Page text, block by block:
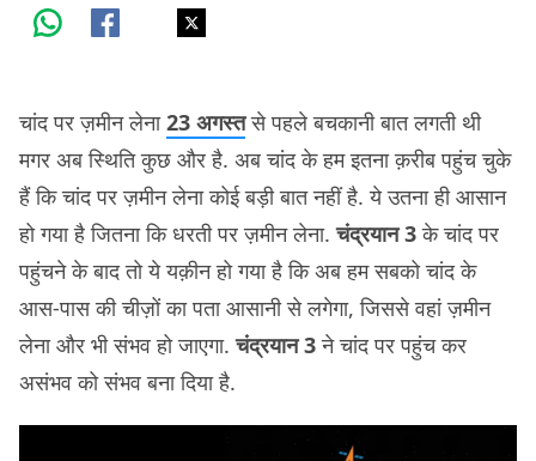
चांद पर ज़मीन लेना23 अगस्त से पहले बचकानी बात लगती थी
मगर अब स्थिति कुछ और है. अब चांद के हम इतना क़रीब पहुंच चुके
हैं कि चांद पर ज़मीन लेना कोई बड़ी बात नहीं है. ये उतना ही आसान
हो गया है जितना कि धरती पर ज़मीन लेना.चंद्रयान 3के चांद पर
पहुंचने के बाद तो ये यक़ीन हो गया है कि अब हम सबको चांद के
आस-पास की चीज़ों का पता आसानी से लगेगा, जिससे वहां ज़मीन
लेना और भी संभव हो जाएगा.चंद्रयान 3ने चांद पर पहुंच कर
असंभव को संभव बना दिया है.